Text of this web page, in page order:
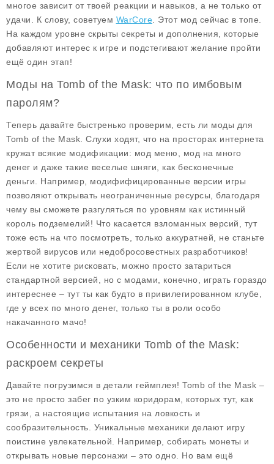
многое зависит от твоей реакции и навыков, а не только от
удачи. К слову, советуем WarCore . Этот мод сейчас в топе.
На каждом уровне скрыты секреты и дополнения, которые
добавляют интерес к игре и подстегивают желание пройти
ещё один этап!
Моды на Tomb of the Mask: что по имбовым
паролям?
Теперь давайте быстренько проверим, есть ли моды для
Tomb of the Mask. Слухи ходят, что на просторах интернета
кружат всякие модификации: мод меню
мод на много
денег и даже такие веселые шняги, как бесконечные
деньги . Например, модифифицированные версии игры
позволяют открывать неограниченные ресурсы, благодаря
чему вы сможете разгуляться по уровням как истинный
король подземелий! Что касается взломанных версий, тут
тоже есть на что посмотреть, только аккуратней, не станьте
жертвой вирусов или недобросовестных разработчиков!
Если не хотите рисковать, можно просто затариться
стандартной версией, но с модами, конечно, играть гораздо
интереснее – тут ты как будто в привилегированном клубе,
где у всех по много денег, только ты в роли особо
накачанного мачо!
Особенности и механики Tomb of the Mask:
раскроем секреты
Давайте погрузимся в детали геймплея! Tomb of the Mask –
это не просто забег по узким коридорам, которых тут, как
грязи, а настоящие испытания на ловкость и
сообразительность. Уникальные механики делают игру
поистине увлекательной. Например, собирать монеты и
открывать новые персонажи – это одно. Но вам ещё